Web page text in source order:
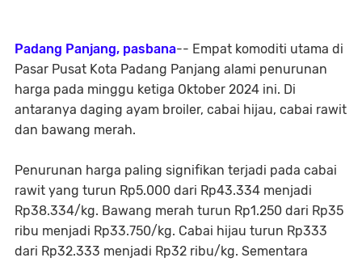
Padang Panjang, pasbana-- Empat komoditi utama di
Pasar Pusat Kota Padang Panjang alami penurunan
harga pada minggu ketiga Oktober 2024 ini. Di
antaranya daging ayam broiler, cabai hijau, cabai rawit
dan bawang merah.
Penurunan harga paling signifikan terjadi pada cabai
rawit yang turun Rp5.000 dari Rp43.334 menjadi
Rp38.334/kg. Bawang merah turun Rp1.250 dari Rp35
ribu menjadi Rp33.750/kg. Cabai hijau turun Rp333
dari Rp32.333 menjadi Rp32 ribu/kg. Sementara